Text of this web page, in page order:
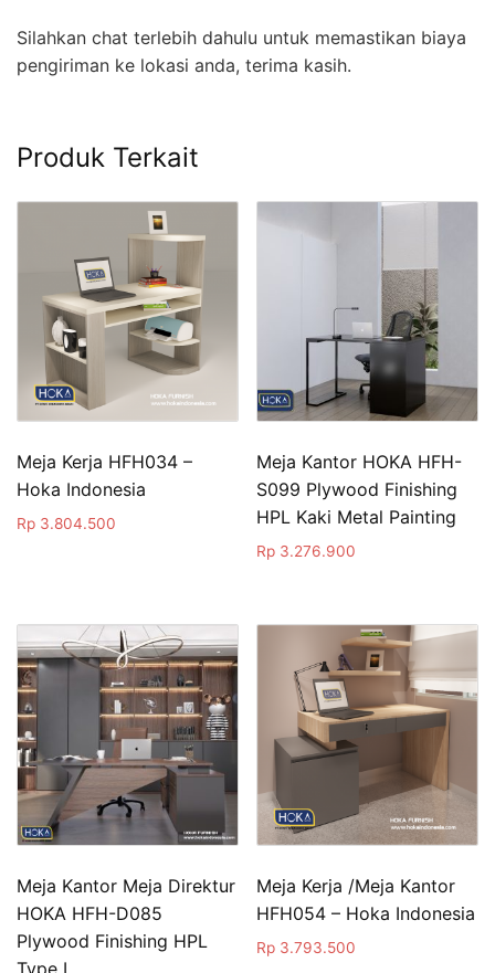
Silahkan chat terlebih dahulu untuk memastikan biaya
pengiriman ke lokasi anda, terima kasih.
Produk Terkait
Meja Kerja HFH034 –
Hoka Indonesia
Rp 3.804.500
Meja Kantor HOKA HFH-
S099 Plywood Finishing
HPL Kaki Metal Painting
Rp 3.276.900
Meja Kantor Meja Direktur
HOKA HFH-D085
Plywood Finishing HPL
Type L
Meja Kerja /Meja Kantor
HFH054 – Hoka Indonesia
Rp 3.793.500